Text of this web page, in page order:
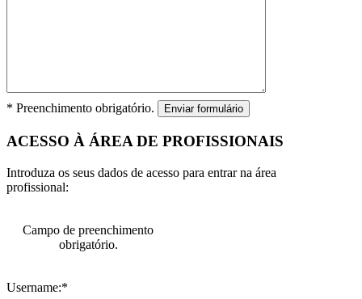
* Preenchimento obrigatório. Enviar formulário
ACESSO À ÁREA DE PROFISSIONAIS
Introduza os seus dados de acesso para entrar na área
profissional:
Campo de preenchimento
obrigatório.
Username:*